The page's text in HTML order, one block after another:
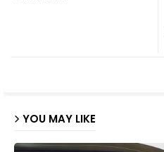
YOU MAY LIKE